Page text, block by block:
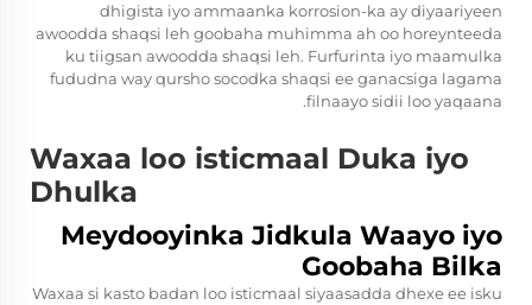
dhigista iyo ammaanka korrosion-ka ay diyaariyeen
awoodda shaqsi leh goobaha muhimma ah oo horeynteeda
ku tiigsan awoodda shaqsi leh. Furfurinta iyo maamulka
fududna way qursho socodka shaqsi ee ganacsiga lagama
filnaayo sidii loo yaqaana.
Waxaa loo isticmaal Duka iyo
Dhulka
Meydooyinka Jidkula Waayo iyo
Goobaha Bilka
Waxaa si kasto badan loo isticmaal siyaasadda dhexe ee isku